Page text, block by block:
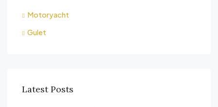
Motoryacht
Gulet
Latest Posts